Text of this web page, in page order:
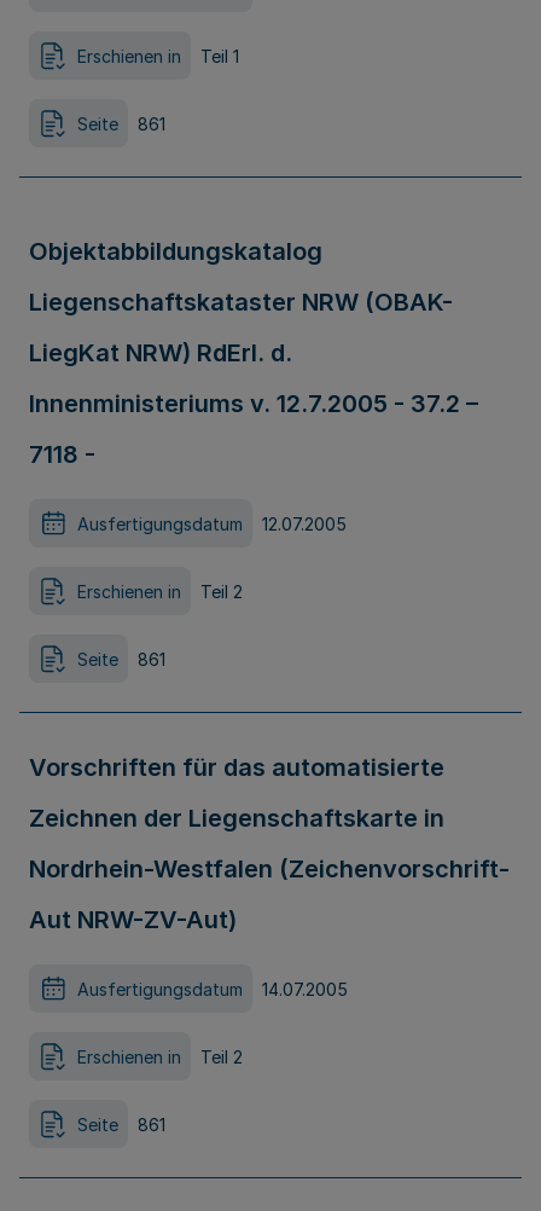
Erschienen in Teil 1
Seite 861
Objektabbildungskatalog
Liegenschaftskataster NRW (OBAK-
LiegKat NRW) RdErl. d.
Innenministeriums v. 12.7.2005 - 37.2 –
7118 -
Ausfertigungsdatum 12.07.2005
Erschienen in Teil 2
Seite 861
Vorschriften für das automatisierte
Zeichnen der Liegenschaftskarte in
Nordrhein-Westfalen (Zeichenvorschrift-
Aut NRW-ZV-Aut)
Ausfertigungsdatum 14.07.2005
Erschienen in Teil 2
Seite 861